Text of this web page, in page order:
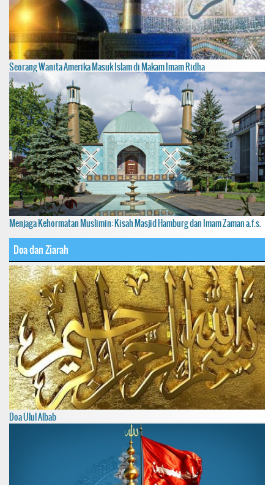
Seorang Wanita Amerika Masuk Islam di Makam Imam Ridha
Menjaga Kehormatan Muslimin: Kisah Masjid Hamburg dan Imam Zaman a.f.s.
Doa dan Ziarah
Doa Ulul Albab